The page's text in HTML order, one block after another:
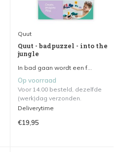
Quut
Quut - badpuzzel - into the
jungle
In bad gaan wordt een f...
Op voorraad
Voor 14.00 besteld, dezelfde
(werk)dag verzonden.
Deliverytime
€19,95